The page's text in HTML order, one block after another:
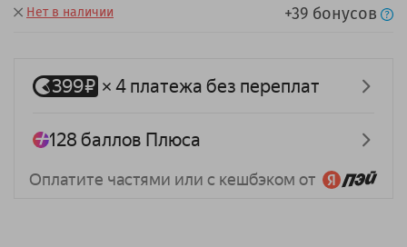
Нет в наличии +39 бонусов